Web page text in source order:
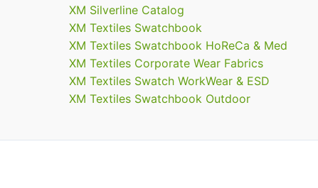
XM Silverline Catalog
XM Textiles Swatchbook
XM Textiles Swatchbook HoReCa & Med
XM Textiles Corporate Wear Fabrics
XM Textiles Swatch WorkWear & ESD
XM Textiles Swatchbook Outdoor